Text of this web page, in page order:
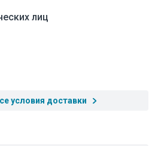
лиц
условия доставки